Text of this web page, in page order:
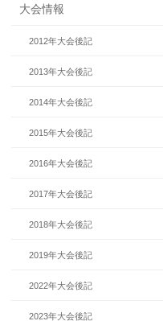
大会情報
2012年大会後記
2013年大会後記
2014年大会後記
2015年大会後記
2016年大会後記
2017年大会後記
2018年大会後記
2019年大会後記
2022年大会後記
2023年大会後記